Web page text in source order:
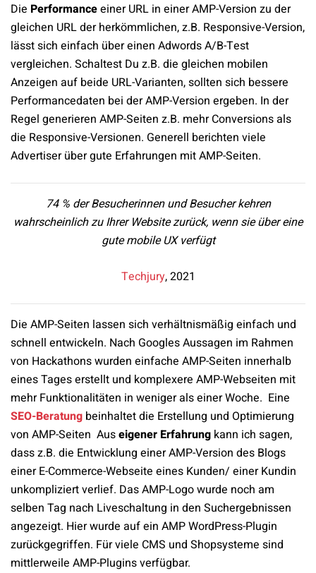
Die Performanceeiner URL in einer AMP-Version zu der
gleichen URL der herkömmlichen, z.B. Responsive-Version,
lässt sich einfach über einen Adwords A/B-Test
vergleichen. Schaltest Du z.B. die gleichen mobilen
Anzeigen auf beide URL-Varianten, sollten sich bessere
Performancedaten bei der AMP-Version ergeben. In der
Regel generieren AMP-Seiten z.B. mehr Conversions als
die Responsive-Versionen. Generell berichten viele
Advertiser über gute Erfahrungen mit AMP-Seiten.
74 % der Besucherinnen und Besucher kehren
wahrscheinlich zu Ihrer Website zurück, wenn sie über eine
gute mobile UX verfügt
Techjury, 2021
Die AMP-Seiten lassen sich verhältnismäßig einfach und
schnell entwickeln. Nach Googles Aussagen im Rahmen
von Hackathons wurden einfache AMP-Seiten innerhalb
eines Tages erstellt und komplexere AMP-Webseiten mit
mehr Funktionalitäten in weniger als einer Woche. Eine
SEO-Beratung beinhaltet die Erstellung und Optimierung
von AMP-Seiten Auseigener Erfahrung kann ich sagen,
dass z.B. die Entwicklung einer AMP-Version des Blogs
einer E-Commerce-Webseite eines Kunden/ einer Kundin
unkompliziert verlief. Das AMP-Logo wurde noch am
selben Tag nach Liveschaltung in den Suchergebnissen
angezeigt. Hier wurde auf ein AMP WordPress-Plugin
zurückgegriffen. Für viele CMS und Shopsysteme sind
mittlerweile AMP-Plugins verfügbar.